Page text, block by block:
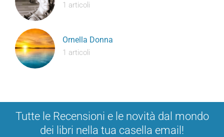
1 articoli
Ornella Donna
1 articoli
Tutte le Recensioni e le novità dal mondo
dei libri nella tua casella email!